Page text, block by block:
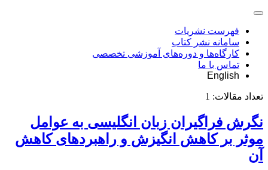
فهرست نشریات
سامانه نشر کتاب
کارگاه‌ها و دوره‌های آموزشی تخصصی
تماس با ما
English
تعداد مقالات: 1
نگرش فراگیران زبان انگلیسی به عوامل
موثر بر کاهش انگیزش و راهبردهای کاهش
آن